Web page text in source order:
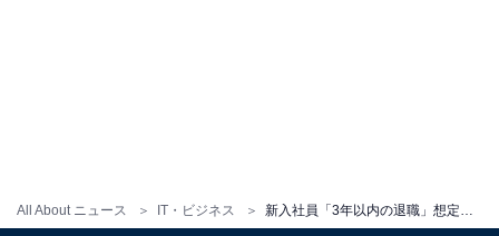
All About ニュース IT・ビジネス 新入社員「3年以内の退職」想定が28.3％と最多！「定年まで」と回答した人はわずか16.6％